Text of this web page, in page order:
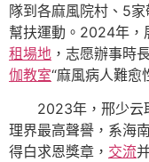
隊到各麻風院村、5
幫扶運動。2024年，
租場地 ，志愿辦事時
伽教室“麻風病人難愈
2023年，邢少云
理界最高聲譽，系海
得白求恩獎章， 交流